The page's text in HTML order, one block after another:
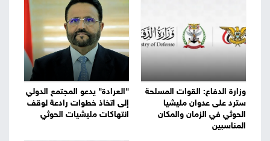
وزارة الدفاع: القوات المسلحة
سترد على عدوان مليشيا
الحوثي في الزمان والمكان
المناسبين
"العرادة" يدعو المجتمع الدولي
إلى اتخاذ خطوات رادعة لوقف
انتهاكات مليشيات الحوثي